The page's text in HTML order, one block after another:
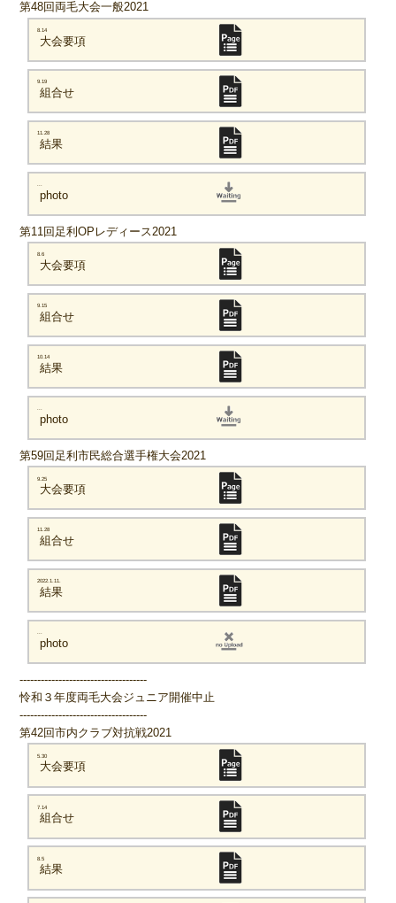
第48回両毛大会一般2021
8.14
大会要項
9.19
組合せ
11.28
結果
photo
第11回足利OPレディース2021
8.6
大会要項
9.15
組合せ
10.14
結果
photo
第59回足利市民総合選手権大会2021
9.25
大会要項
11.28
組合せ
2022.1.11.
結果
photo
------------------------------------
怜和３年度両毛大会ジュニア開催中止
------------------------------------
第42回市内クラブ対抗戦2021
5.30
大会要項
7.14
組合せ
8.5
結果